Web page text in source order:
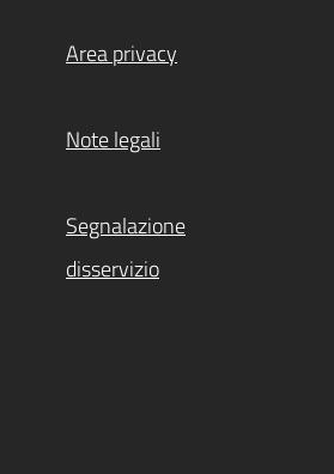
Area privacy
Note legali
Segnalazione
disservizio